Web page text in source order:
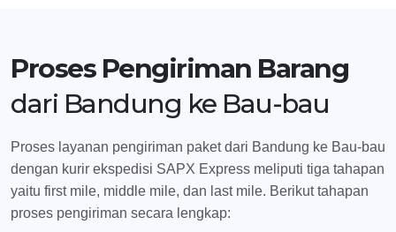
Proses Pengiriman Barang
dari Bandung ke Bau-bau
Proses layanan pengiriman paket dari Bandung ke Bau-bau
dengan kurir ekspedisi SAPX Express meliputi tiga tahapan
yaitu first mile, middle mile, dan last mile. Berikut tahapan
proses pengiriman secara lengkap: